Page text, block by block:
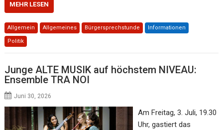
MEHR LESEN
Allgemein Allgemeines Bürgersprechstunde Informationen
Politik
Junge ALTE MUSIK auf höchstem NIVEAU:
Ensemble TRA NOI
Juni 30, 2026
Am Freitag, 3. Juli, 19.30
Uhr, gastiert das